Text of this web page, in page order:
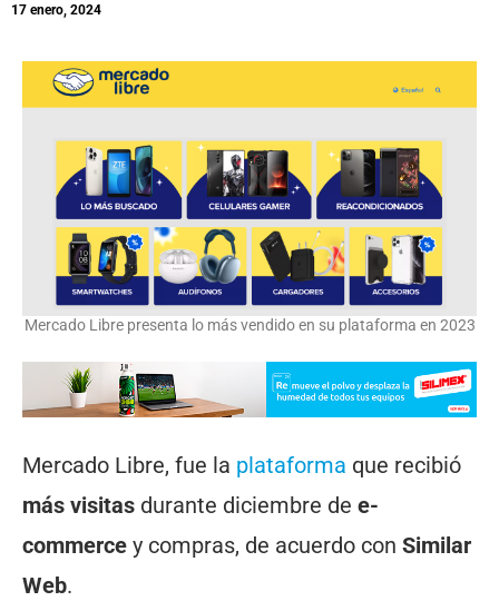
17 enero, 2024
Mercado Libre presenta lo más vendido en su plataforma en 2023
Mercado Libre, fue la plataforma que recibió
más visitas durante diciembre de e-
commerce y compras, de acuerdo con Similar
Web.